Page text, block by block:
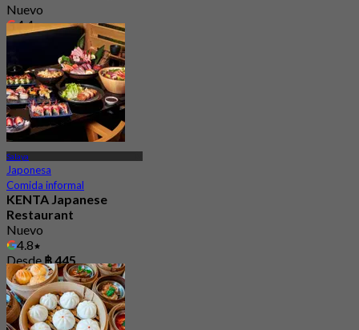
Nuevo
4.4
Desde
Salaya
Japonesa
Comida informal
KENTA Japanese
Restaurant
Nuevo
4.8
Desde ฿ 445